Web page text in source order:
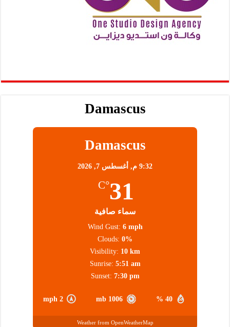
Damascus
Damascus
9:32 م, أغسطس 7, 2026
31
°C
سماء صافية
40 %
1006 mb
2 mph
Wind Gust: 6 mph
Clouds: 0%
Visibility: 10 km
Sunrise: 5:51 am
Sunset: 7:30 pm
Weather from OpenWeatherMap